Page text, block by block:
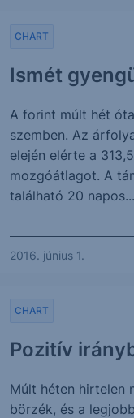
Ismét
CHART
A forint múlt hét
szemben. Az
elején elérte a
mozgóátlagot. A
található 20 napos...
2016. június 1.
Pozitív
CHART
Múlt héten hirtelen
börzék, és a